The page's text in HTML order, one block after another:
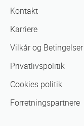
Kontakt
Karriere
Vilkår og Betingelser
Privatlivspolitik
Cookies politik
Forretningspartnere